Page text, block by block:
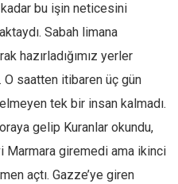
kadar bu işin neticesini
Sabah limana
hazırladığımız yerler
O saatten itibaren üç gün
tek bir insan kalmadı.
gelip Kuranlar okundu,
Marmara giremedi ama ikinci
açtı. Gazze’ye giren